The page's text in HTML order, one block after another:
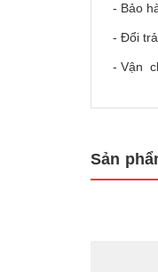
-
-
-
Sản